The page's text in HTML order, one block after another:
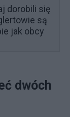
dorobili się
są
jak obcy
dwóch